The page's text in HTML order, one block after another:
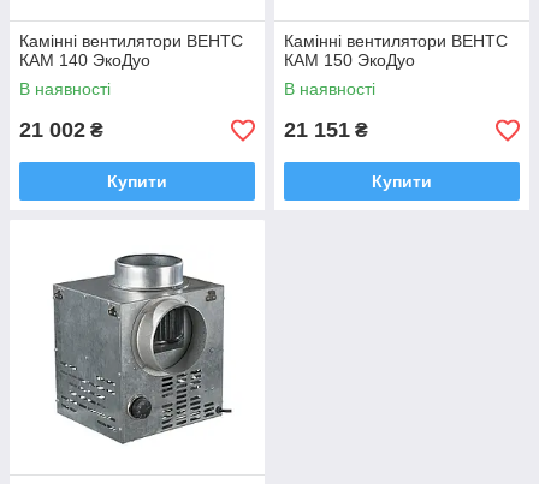
Камінні вентилятори ВЕНТС
КАМ 140 ЭкоДуо
В наявності
21 002 ₴
Купити
Камінні вентилятори ВЕНТС
КАМ 150 ЭкоДуо
В наявності
21 151 ₴
Купити